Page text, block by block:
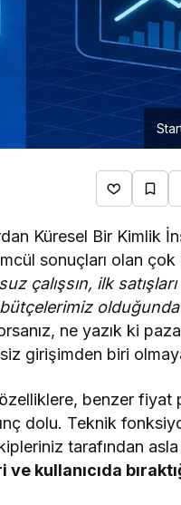
Küresel Bir Kimlik
sonuçları olan çok
çalışsın, ilk
olduğunda
ne yazık ki
girişimden biri
benzer fiyat
dolu. Teknik
tarafından
kullanıcıda